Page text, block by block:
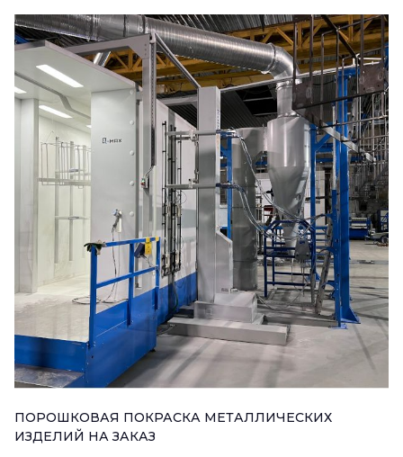
ПОРОШКОВАЯ ПОКРАСКА МЕТАЛЛИЧЕСКИХ
ИЗДЕЛИЙ НА ЗАКАЗ